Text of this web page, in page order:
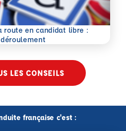
route en candidat libre :
LES CONSEILS
française c'est :